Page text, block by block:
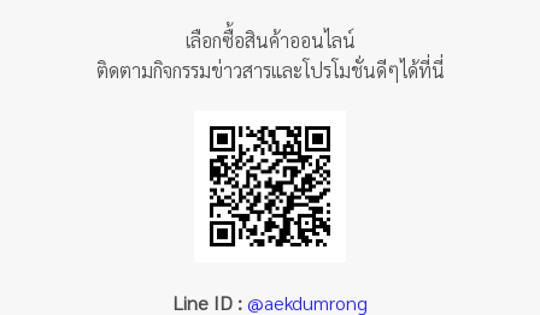
เลือกซื้อสินค้าออนไลน์
ติดตามกิจกรรมข่าวสารและโปรโมชั่นดีๆได้ที่นี่
Line ID : @aekdumrong